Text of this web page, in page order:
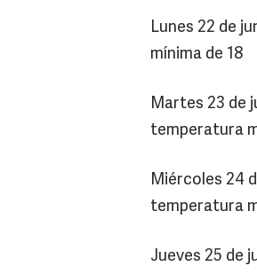
Lunes 22 de
mínima de 18
Martes 23 de
temperatura
Miércoles 24
temperatura
Jueves 25 de